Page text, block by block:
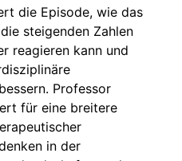
die Episode, wie das
steigenden Zahlen
reagieren kann und
Professor
für eine breitere
in der